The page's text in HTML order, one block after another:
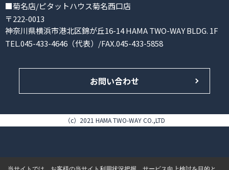
■菊名店/ピタットハウス菊名西口店
〒222-0013
神奈川県横浜市港北区錦が丘16-14 HAMA TWO-WAY BLDG. 1F
TEL.045-433-4646（代表）/FAX.045-433-5858
お問い合わせ
（c）2021 HAMA TWO-WAY CO.,LTD